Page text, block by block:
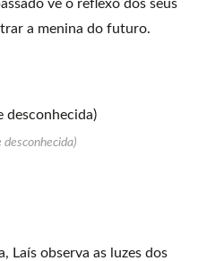
vê o reflexo dos seus
a menina do futuro.
desconhecida)
Laís observa as luzes dos